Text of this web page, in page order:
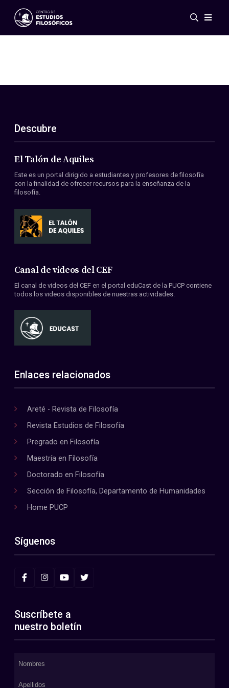
Eventos
ES
EN
Acerca de nosotros
Miembros
Convenios
Descubre
El Talón de Aquiles
Este es un portal dirigido a estudiantes y profesores de filosofía
con la finalidad de ofrecer recursos para la enseñanza de la
filosofía.
Canal de videos del CEF
El canal de videos del CEF en el portal eduCast de la PUCP contiene
todos los videos disponibles de nuestras actividades.
Enlaces relacionados
Areté - Revista de Filosofía
Revista Estudios de Filosofía
Pregrado en Filosofía
Maestría en Filosofía
Doctorado en Filosofía
Sección de Filosofía, Departamento de Humanidades
Home PUCP
Síguenos
Suscríbete a
nuestro boletín